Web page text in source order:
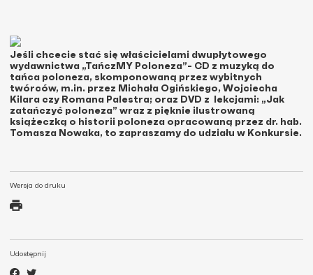
Wersja do druku
Udostępnij
Jeśli chcecie stać się właścicielami dwupłytowego
wydawnictwa „TańczMY Poloneza”- CD z muzyką do
tańca poloneza, skomponowaną przez wybitnych
twórców, m.in. przez Michała Ogińskiego, Wojciecha
Kilara czy Romana Palestra; oraz DVD z lekcjami: „Jak
zatańczyć poloneza” wraz z pięknie ilustrowaną
książeczką o historii poloneza opracowaną przez dr. hab.
Tomasza Nowaka, to zapraszamy do udziału w Konkursie.